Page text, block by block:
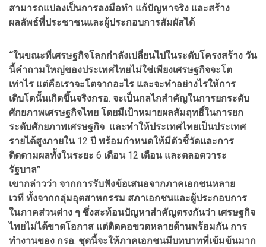
สามารถแปลงเป็นการลงมือทำ แก้ปัญหาจริง และสร้าง
ผลลัพธ์ที่ประชาชนและผู้ประกอบการสัมผัสได้
“ในขณะที่เศรษฐกิจโลกกำลังเปลี่ยนไปในระดับโครงสร้าง วัน
นี้คำถามใหญ่ของประเทศไทยไม่ใช่เพียงเศรษฐกิจจะโต
เท่าไร แต่คือเราจะโตจากอะไร และจะทำอย่างไรให้การ
เติบโตนั้นเกิดขึ้นจริงกรอ. จะเป็นกลไกสำคัญในการยกระดับ
ศักยภาพเศรษฐกิจไทย โดยมีเป้าหมายผลสัมฤทธิ์ในการยก
ระดับศักยภาพเศรษฐกิจ และทำให้ประเทศไทยเป็นประเทศ
รายได้สูงภายใน12 ปี พร้อมกำหนดให้มีตัวชี้วัดและการ
ติดตามผลทั้งในระยะ 6 เดือน12 เดือน และตลอดวาระ
รัฐบาล”
เขากล่าวว่า จากการรับฟังข้อเสนอจากภาคเอกชนหลาย
เวที ทั้งจากกลุ่มอุตสาหกรรม สภาเอกชนและผู้ประกอบการ
ในภาคส่วนต่าง ๆ ซึ่งสะท้อนปัญหาสำคัญตรงกันว่า เศรษฐกิจ
ไทยไม่ได้ขาดโอกาส แต่ติดคอขวดหลายด้านพร้อมกัน การ
ทำงานของ กรอ. ชุดนี้จะให้ภาคเอกชนมีบทบาทที่เข้มข้นมาก